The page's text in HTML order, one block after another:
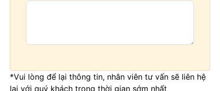
*Vui lòng để lại thông tin, nhân viên tư vấn sẽ liên hệ
lại với quý khách trong thời gian sớm nhất